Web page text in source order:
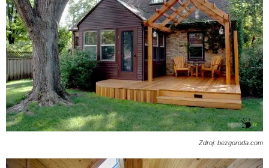
Zdroj: bezgoroda.com